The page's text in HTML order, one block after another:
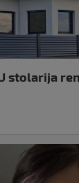
stolarija